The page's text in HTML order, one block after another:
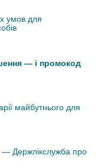
умов для
— і промокод
майбутнього для
— Держлікслужба про